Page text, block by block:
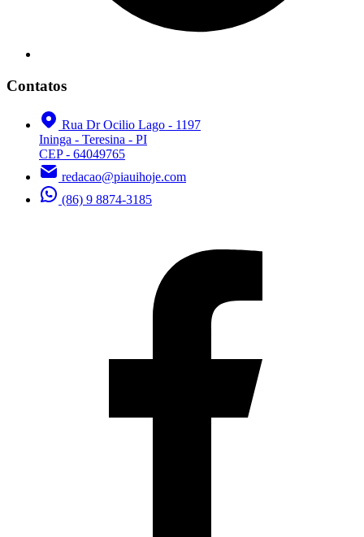
Contatos
Rua Dr Ocilio Lago - 1197
Ininga - Teresina - PI
CEP - 64049765
redacao@piauihoje.com
(86) 9 8874-3185